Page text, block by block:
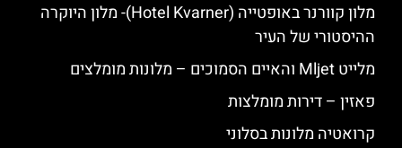
מלון קוורנר באופטייה (Hotel Kvarner)- מלון היוקרה
ההיסטורי של העיר
מלייט Mljet והאיים הסמוכים – מלונות מומלצים
פאזין – דירות מומלצות
קרואטיה מלונות בסלוני